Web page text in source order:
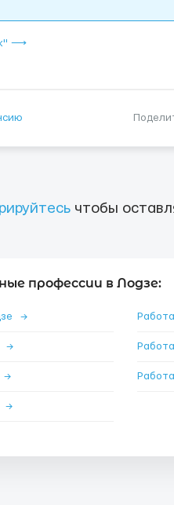
⟶
чтобы
профессии в Лодзе:
→
→
→
→